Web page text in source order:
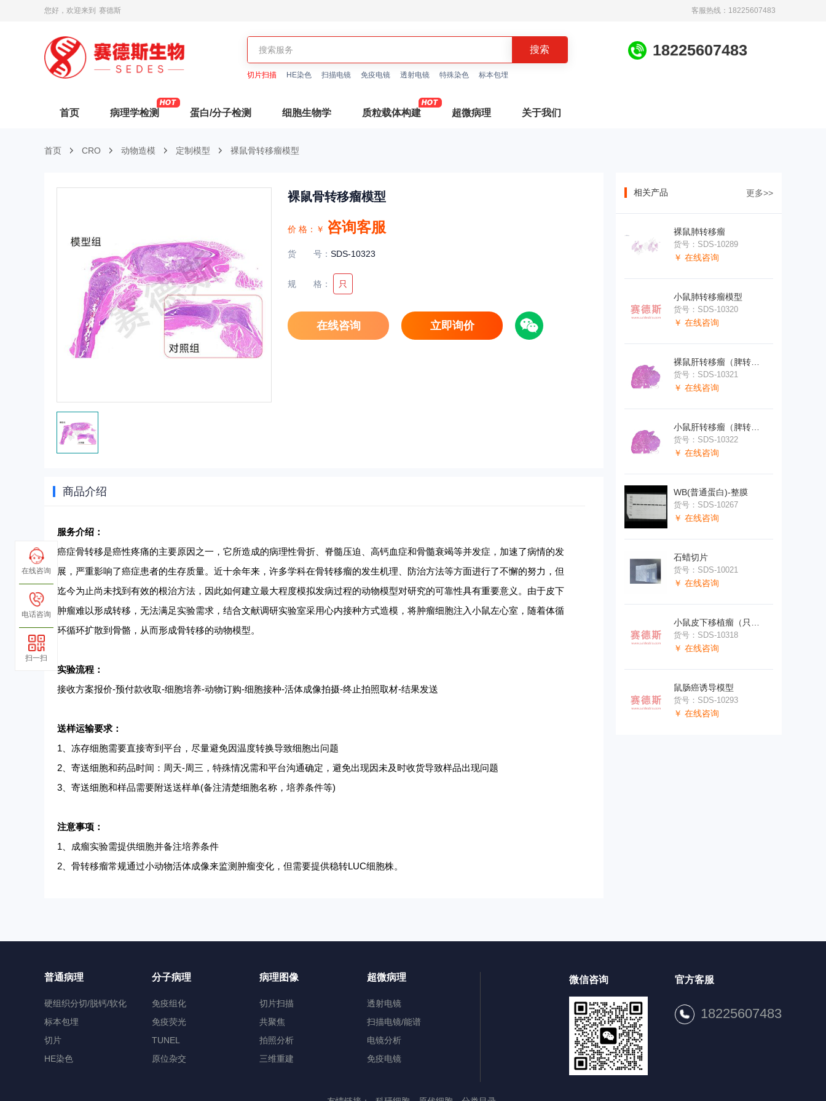
您好，欢迎来到 赛德斯 客服热线：18225607483
18225607483
切片扫描 HE染色 扫描电镜 免疫电镜 透射电镜 特殊染色 标本包埋
首页 病理学检测 蛋白/分子检测 细胞生物学 质粒载体构建 超微病理 关于我们
首页 CRO 动物造模 定制模型 裸鼠骨转移瘤模型
裸鼠骨转移瘤模型
价 格： ￥ 咨询客服
货号 ： SDS-10323
规格 ： 只
在线咨询 立即询价
商品介绍
服务介绍：
癌症骨转移是癌性疼痛的主要原因之一，它所造成的病理性骨折、脊髓压迫、高钙血症和骨髓衰竭等并发症，加速了病情的发
展，严重影响了癌症患者的生存质量。近十余年来，许多学科在骨转移瘤的发生机理、防治方法等方面进行了不懈的努力，但
迄今为止尚未找到有效的根治方法，因此如何建立最大程度模拟发病过程的动物模型对研究的可靠性具有重要意义。由于皮下
肿瘤难以形成转移，无法满足实验需求，结合文献调研实验室采用心内接种方式造模，将肿瘤细胞注入小鼠左心室，随着体循
环循环扩散到骨骼，从而形成骨转移的动物模型。
实验流程：
接收方案报价-预付款收取-细胞培养-动物订购-细胞接种-活体成像拍摄-终止拍照取材-结果发送
送样运输要求：
1、 冻存细胞需要直接寄到平台，尽量避免因温度转换导致细胞出问题
2、 寄送细胞和药品时间：周天-周三，特殊情况需和平台沟通确定，避免出现因未及时收货导致样品出现问题
3、 寄送细胞和样品需要附送送样单(备注清楚细胞名称，培养条件等)
注意事项：
1、成瘤实验需提供细胞并备注培养条件
2、骨转移瘤常规通过小动物活体成像来监测肿瘤变化，但需要提供稳转LUC细胞株。
相关产品 更多>>
裸鼠肺转移瘤
货号：SDS-10289
￥ 在线咨询
小鼠肺转移瘤模型
货号：SDS-10320
￥ 在线咨询
货号：SDS-10321
￥ 在线咨询
货号：SDS-10322
￥ 在线咨询
WB(普通蛋白)-整膜
货号：SDS-10267
￥ 在线咨询
石蜡切片
货号：SDS-10021
￥ 在线咨询
货号：SDS-10318
￥ 在线咨询
鼠肠癌诱导模型
货号：SDS-10293
￥ 在线咨询
普通病理
硬组织分切/脱钙/软化
标本包埋
切片
HE染色
分子病理
免疫组化
免疫荧光
TUNEL
原位杂交
病理图像
切片扫描
共聚焦
拍照分析
三维重建
超微病理
透射电镜
扫描电镜/能谱
电镜分析
免疫电镜
官方客服
18225607483
微信咨询
在线咨询
电话咨询
扫一扫